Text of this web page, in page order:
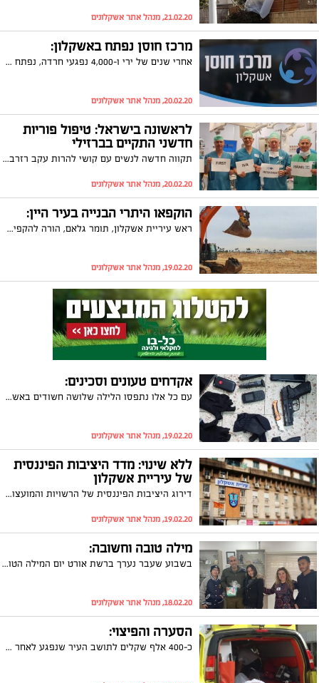
21.02.20, מנהל אתר אשקלונים
מרכז חוסן נפתח באשקלון:
אחרי שנים של ירי ו-4,000 נפגעי חרדה, נפתח היום (חמישי) לראשונה באשקלון מרכז חוסן
20.02.20, מנהל אתר אשקלונים
לראשונה בישראל: טיפול פוריות
חדשני התקיים בברזילי
תקווה חדשה לנשים עם קושי להרות עקב רזרבה שחלתית נמוכה: השבוע התקיים טיפול פוריות חדשני שנותן תקווה לנשים המתקשות להיכנס להריון
20.02.20, מנהל אתר אשקלונים
הוקפאו היתרי הבנייה בעיר היין:
ראש עיריית אשקלון, תומר גלאם, הורה להקפיא את מתן היתרי הבנייה בעיר היין. זאת בשל עיכוב בהעברת תקציבי הממשלה לטובת פיתוח העיר. הזוכים בתכנית "מחיר למשתכן" מתוסכלים וטוענים כי נמאס להם לשמש בני ערובה למאבקי הכוח הללו. עכשיו הם מתכננים מחאת ענק בנושא
19.02.20, מנהל אתר אשקלונים
אקדחים טעונים וסכינים:
עם כל אלו נתפסו הלילה שלושה חשודים באשקלון. אחד מהם הוא תושב העיר כבן 43. הרקע פלילי
19.02.20, מנהל אתר אשקלונים
ללא שינוי: מדד היציבות הפיננסית
של עיריית אשקלון
דירוג היציבות הפיננסית של הרשויות והמועצות המקומיות של CofaceBdi חושף את מצבן של הערים הגדולות בישראל. מהנתונים עולה כי מצבה של עיריית אשקלון נותר ללא שינוי כאשר אשקלון במקום ה-16 מבין הערים שנבדקו. ומי במקום הראשון?
19.02.20, מנהל אתר אשקלונים
מילה טובה וחשובה:
בשבוע שעבר נערך ברשת אורט יום המילה הטובה. באורט צור ברק לא היו צריכים ללכת רחוק כדי להביע את הערכתם לחיילים בבסיס שנמצא בסמוך לבית הספר. כבונוס הם זכו לפגישה עם מח"ט גבעתי שהיה בבסיס
18.02.20, מנהל אתר אשקלונים
הסערה והפיצוי:
כ-400 אלף שקלים לתושב העיר שנפגע לאחר שרכבו החליק בסערת חורף לפני כשנתיים. את האיש ייצג עורך הדין איל כהן